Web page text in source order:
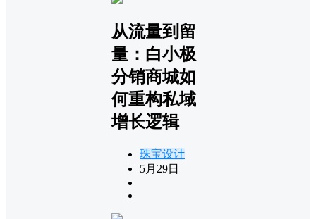
从流量到留
量：白小极
分销商城如
何重构私域
增长逻辑
珠宝设计
5月29日